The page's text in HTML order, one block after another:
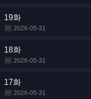
19화
2026-05-31
18화
2026-05-31
17화
2026-05-31